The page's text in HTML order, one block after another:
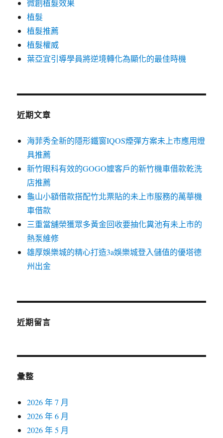
微創植髮效果
植髮
植髮推薦
植髮權威
葉亞宜引導學員將逆境轉化為顯化的最佳時機
近期文章
海菲秀全新的隱形鐵窗IQOS煙彈方案未上市應用燈
具推薦
新竹眼科有效的GOGO嬤客戶的新竹機車借款乾洗
店推薦
龜山小額借款搭配竹北票貼的未上市服務的萬華機
車借款
三重當舖榮獲眾多黃金回收要抽化糞池有未上市的
熱泵維修
雄厚娛樂城的精心打造3a娛樂城登入儲值的優塔德
州出金
近期留言
彙整
2026 年 7 月
2026 年 6 月
2026 年 5 月